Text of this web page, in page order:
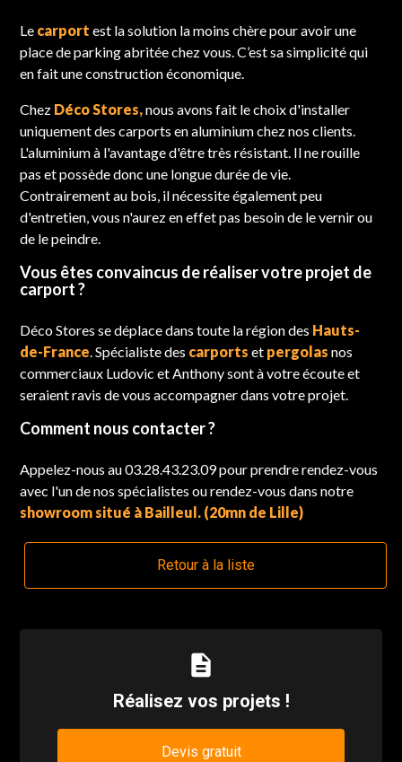
Le carport est la solution la moins chère pour avoir une
place de parking abritée chez vous. C’est sa simplicité qui
en fait une construction économique.
Chez Déco Stores,nous avons fait le choix d'installer
uniquement des carports en aluminium chez nos clients.
L'aluminium à l'avantage d'être très résistant. Il ne rouille
pas et possède donc une longue durée de vie.
Contrairement au bois, il nécessite également peu
d'entretien, vous n'aurez en effet pas besoin de le vernir ou
de le peindre.
Vous êtes convaincus de réaliser votre projet de
carport ?
Déco Stores se déplace dans toute la région des Hauts-
de-France . Spécialiste des carports et pergolas nos
commerciaux Ludovic et Anthony sont à votre écoute et
seraient ravis de vous accompagner dans votre projet.
Comment nous contacter ?
Appelez-nous au 03.28.43.23.09 pour prendre rendez-vous
avec l'un de nos spécialistes ou rendez-vous dans notre
showroom situé à Bailleul. (20mn de Lille)
Retour à la liste
description
Réalisez vos projets !
Devis gratuit